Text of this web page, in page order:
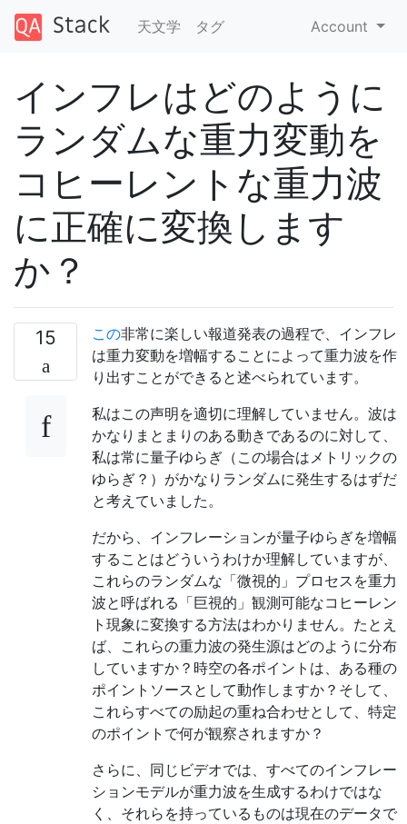
天文学 タグ Account
インフレはどのように
ランダムな重力変動を
コヒーレントな重力波
に正確に変換します
か？
15 この非常に楽しい報道発表の過程で、インフレ
は重力変動を増幅することによって重力波を作
り出すことができると述べられています。
私はこの声明を適切に理解していません。波は
かなりまとまりのある動きであるのに対して、
私は常に量子ゆらぎ（この場合はメトリックの
ゆらぎ？）がかなりランダムに発生するはずだ
と考えていました。
だから、インフレーションが量子ゆらぎを増幅
することはどういうわけか理解していますが、
これらのランダムな「微視的」プロセスを重力
波と呼ばれる「巨視的」観測可能なコヒーレン
ト現象に変換する方法はわかりません。たとえ
ば、これらの重力波の発生源はどのように分布
していますか？時空の各ポイントは、ある種の
ポイントソースとして動作しますか？そして、
これらすべての励起の重ね合わせとして、特定
のポイントで何が観察されますか？
さらに、同じビデオでは、すべてのインフレー
ションモデルが重力波を生成するわけではな
く、それらを持っているものは現在のデータで